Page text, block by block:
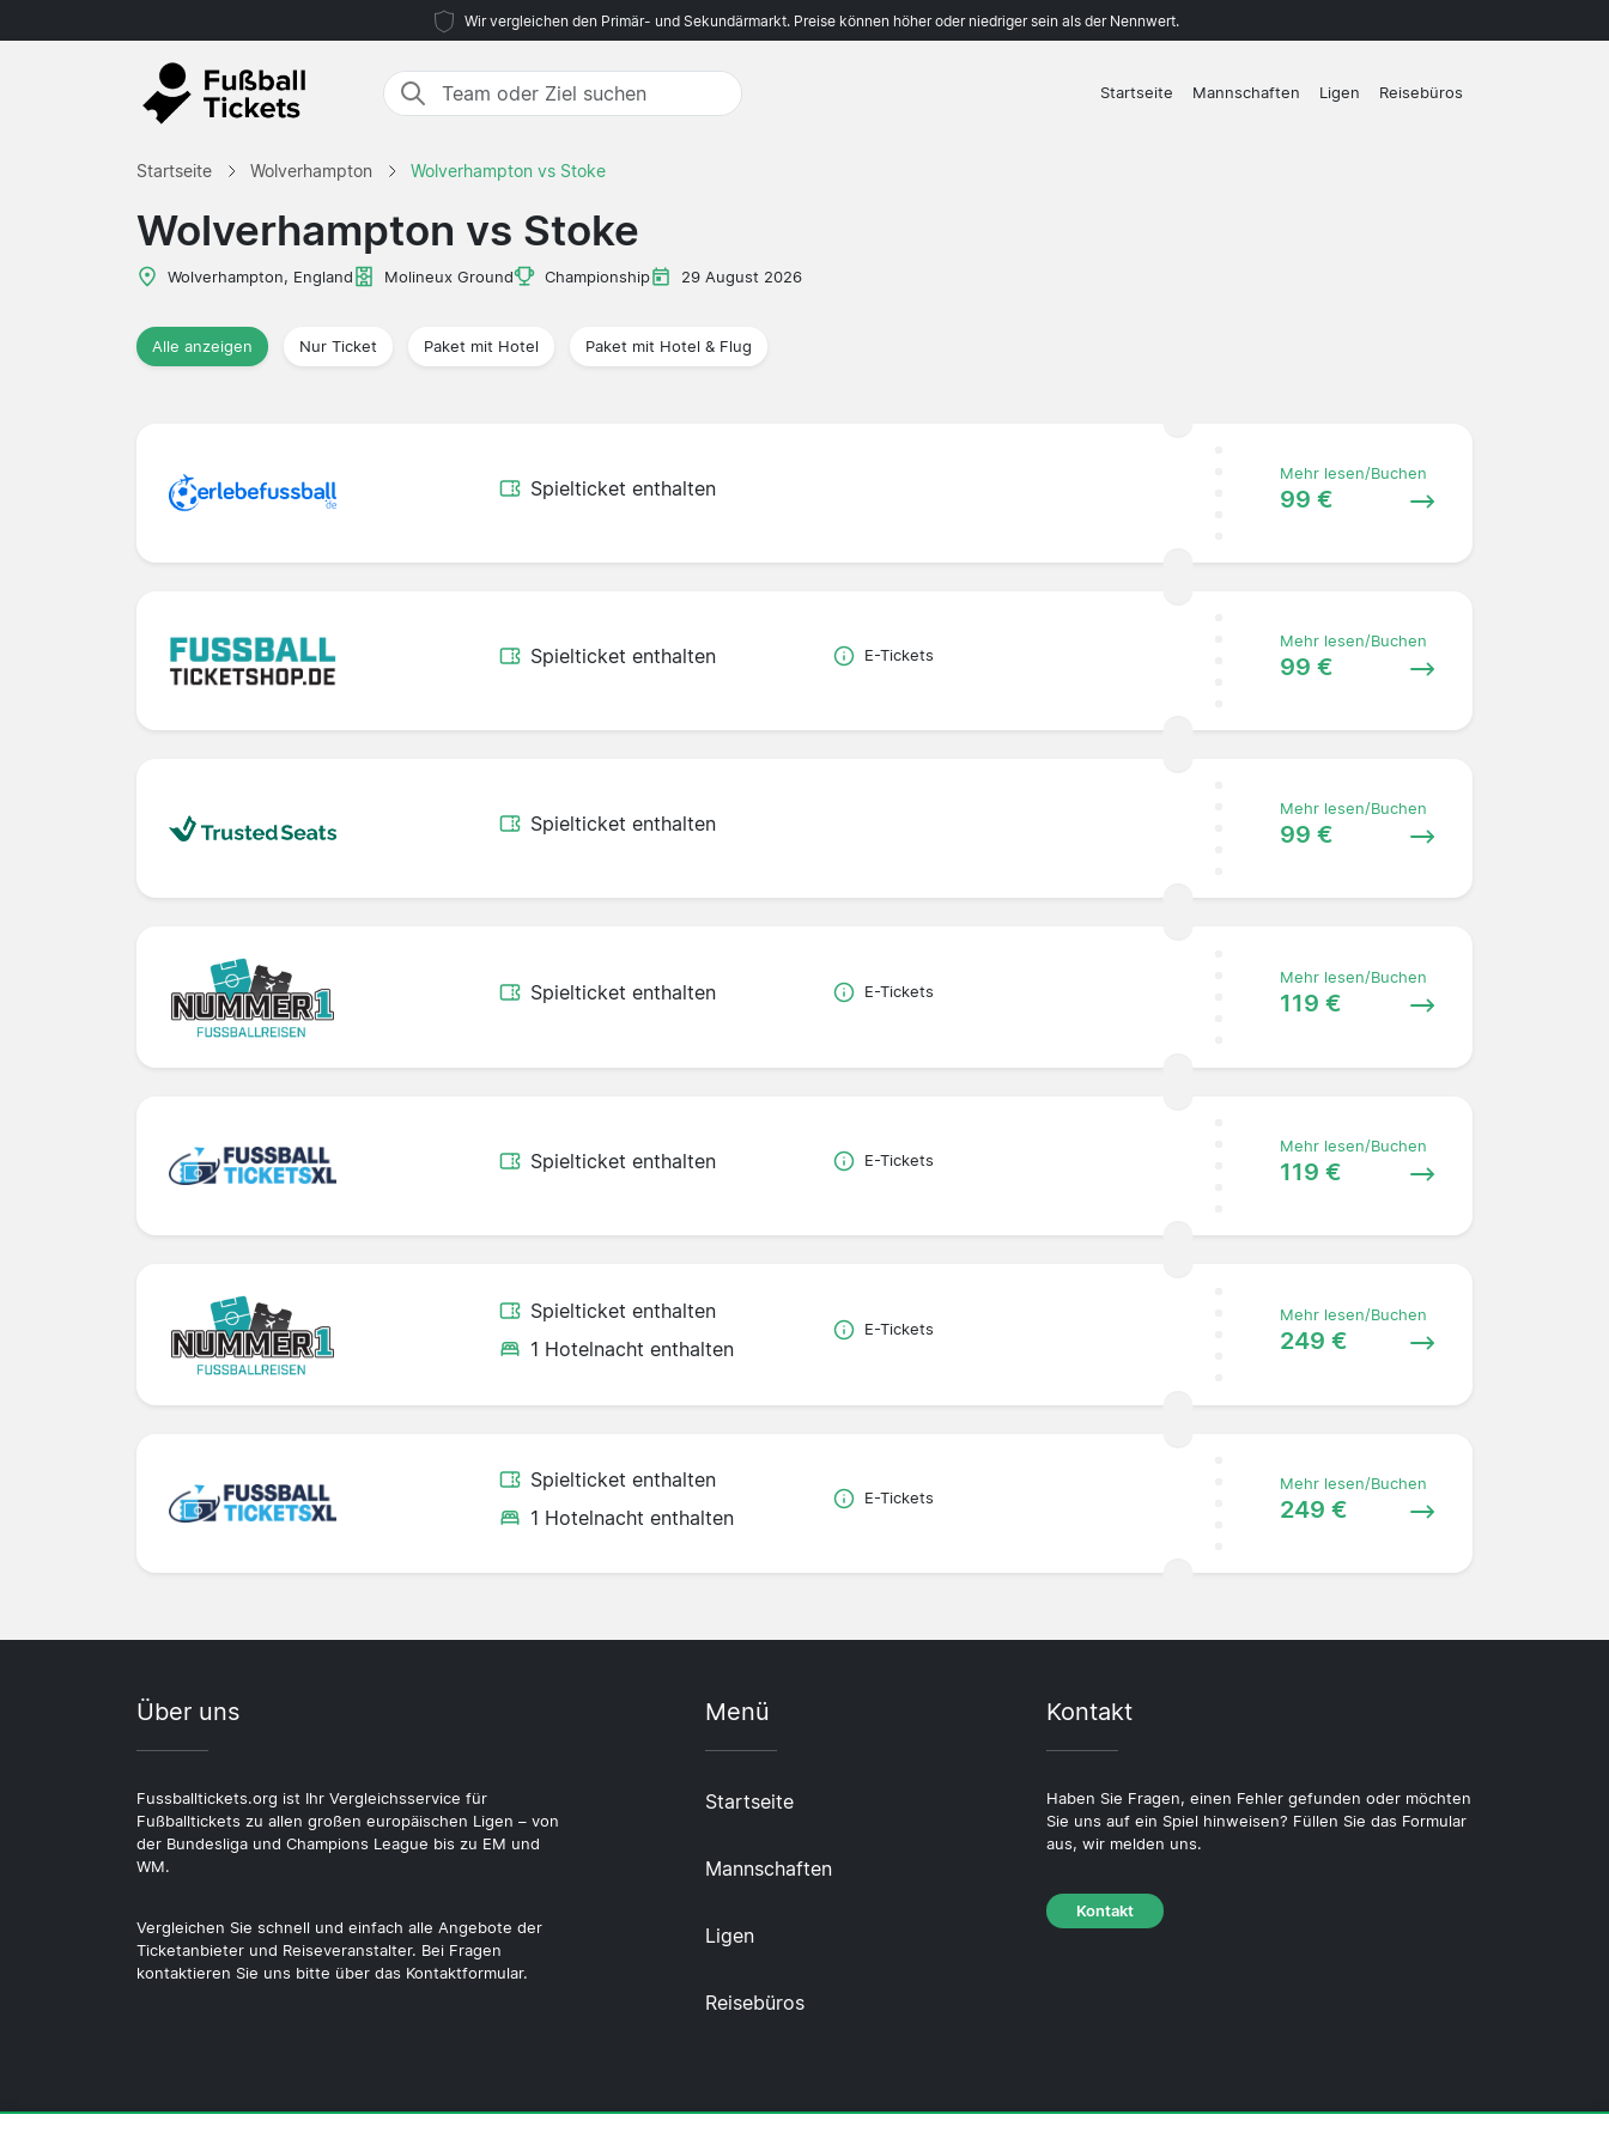
Wir vergleichen den Primär- und Sekundärmarkt. Preise können höher oder niedriger sein als der Nennwert.
Startseite Mannschaften Ligen Reisebüros
Startseite Wolverhampton Wolverhampton vs Stoke
Wolverhampton vs Stoke
Wolverhampton, England Molineux Ground Championship 29 August 2026
Alle anzeigen Nur Ticket Paket mit Hotel Paket mit Hotel & Flug
Spielticket enthalten
Mehr lesen/Buchen
99 €
Spielticket enthalten E-Tickets
Mehr lesen/Buchen
99 €
Spielticket enthalten
Mehr lesen/Buchen
99 €
Spielticket enthalten E-Tickets
Mehr lesen/Buchen
119 €
Spielticket enthalten E-Tickets
Mehr lesen/Buchen
119 €
Spielticket enthalten
1 Hotelnacht enthalten
E-Tickets
Mehr lesen/Buchen
249 €
Spielticket enthalten
1 Hotelnacht enthalten
E-Tickets
Mehr lesen/Buchen
249 €
Über uns
Fussballtickets.org ist Ihr Vergleichsservice für
Fußballtickets zu allen großen europäischen Ligen – von
der Bundesliga und Champions League bis zu EM und
WM.
Vergleichen Sie schnell und einfach alle Angebote der
Ticketanbieter und Reiseveranstalter. Bei Fragen
kontaktieren Sie uns bitte über das Kontaktformular.
Menü
Startseite
Mannschaften
Ligen
Reisebüros
Kontakt
Haben Sie Fragen, einen Fehler gefunden oder möchten
Sie uns auf ein Spiel hinweisen? Füllen Sie das Formular
aus, wir melden uns.
Kontakt